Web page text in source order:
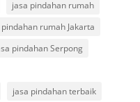
jasa pindahan rumah
rumah Jakarta
pindahan Serpong
jasa pindahan terbaik